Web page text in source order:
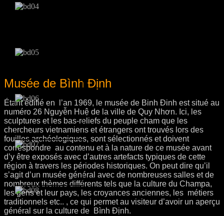
Musée de Bình Định
Étant édifié en l’an 1969, le musée de Binh Đinh est situé au
numéro 26 Nguyễn Huệ de la ville de Quy Nhơn. Ici, les
sculptures et les bas-reliefs du peuple cham que les
chercheurs vietnamiens et étrangers ont trouvés lors des
fouilles archéologiques, sont sélectionnés et doivent
correspondre au contenu et à la nature de ce musée avant
d’y être exposés avec d’autres artefacts typiques de cette
région à travers les périodes historiques. On peut dire qu’il
s’agit d’un musée général avec de nombreuses salles et de
nombreux thèmes différents tels que la culture du Champa,
les gens et leur pays, les croyances anciennes, les métiers
traditionnels etc.. , ce qui permet au visiteur d’avoir un aperçu
général sur la culture de Bình Định.